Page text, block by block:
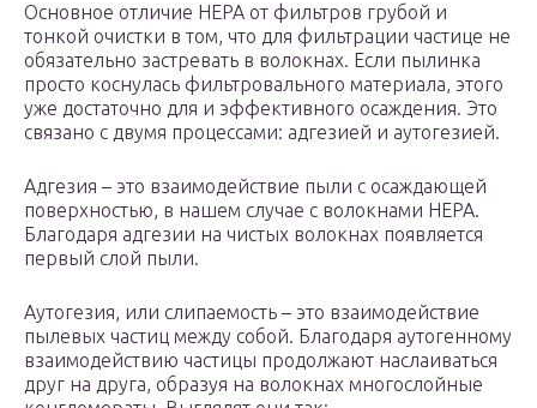
Основное отличие HEPA от фильтров грубой и
тонкой очистки в том, что для фильтрации частице не
обязательно застревать в волокнах. Если пылинка
просто коснулась фильтровального материала, этого
уже достаточно для и эффективного осаждения. Это
связано с двумя процессами: адгезией и аутогезией.
Адгезия – это взаимодействие пыли с осаждающей
поверхностью, в нашем случае с волокнами HEPA.
Благодаря адгезии на чистых волокнах появляется
первый слой пыли.
Аутогезия, или слипаемость – это взаимодействие
пылевых частиц между собой. Благодаря аутогенному
взаимодействию частицы продолжают наслаиваться
друг на друга, образуя на волокнах многослойные